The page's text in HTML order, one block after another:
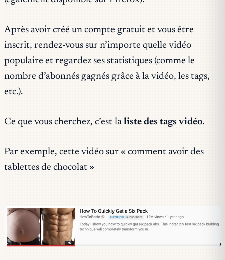
Après avoir créé un compte gratuit et vous être
inscrit, rendez-vous sur n’importe quelle vidéo
populaire et regardez ses statistiques (comme le
nombre d’abonnés gagnés grâce à la vidéo, les tags,
etc.).
Ce que vous cherchez, c’est la liste des tags vidéo.
Par exemple, cette vidéo sur « comment avoir des
tablettes de chocolat »